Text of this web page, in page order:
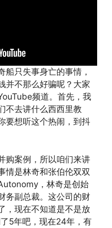
船只失事身亡的事情，
并不那么好骗呢？大家
频道。首先，我
不去讲什么西西里教
要想听这个热闹，到抖
购案例，所以咱们来讲
情是林奇和张伯伦双双
，林奇是创始
务副总裁。这公司的财
，现在不知道是不是放
5年吧，现在24年，有